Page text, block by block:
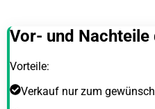
Vor- und
Vorteile:
Verkauf nur zum